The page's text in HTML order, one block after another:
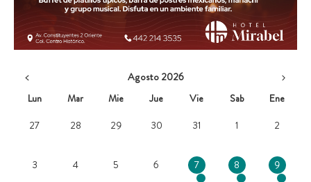
Agosto 2026
Lun
Mar Mie Jue Vie Sab
Ene
27
28 29 30 31 1 2
3 4 5 6 7 8 9